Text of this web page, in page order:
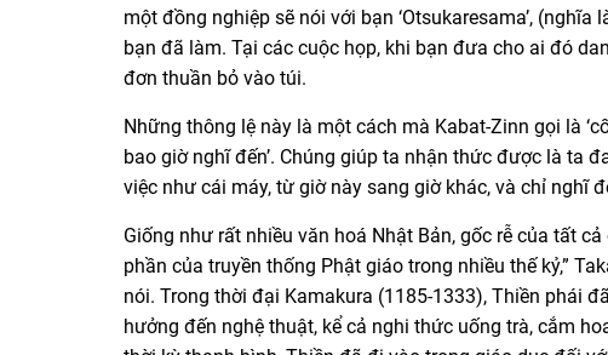
một đồng nghiệp sẽ nói với bạn ‘Otsukaresama’,
bạn đã làm. Tại các cuộc họp, khi bạn đưa cho ai đó
đơn thuần bỏ vào túi.
Những thông lệ này là một cách mà Kabat-Zinn gọi là
bao giờ nghĩ đến’. Chúng giúp ta nhận thức được là ta
việc như cái máy, từ giờ này sang giờ khác, và chỉ nghĩ
Giống như rất nhiều văn hoá Nhật Bản, gốc rễ của tất
phần của truyền thống Phật giáo trong nhiều thế kỷ,”
nói. Trong thời đại Kamakura (1185-1333), Thiền phái
hưởng đến nghệ thuật, kể cả nghi thức uống trà, cắm